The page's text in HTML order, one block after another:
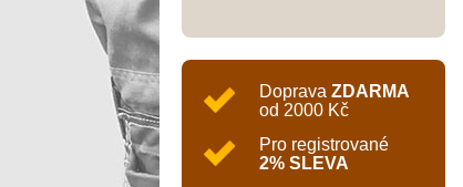
Doprava ZDARMA
od 2000 Kč
Pro registrované
2% SLEVA